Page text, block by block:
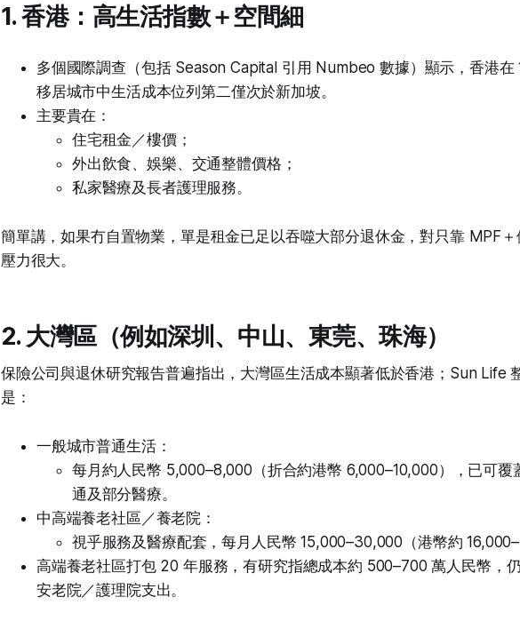
1. 香港：高生活指數＋空間細
多個國際調查（包括 Season Capital 引用 Numbeo 數據）顯示，香港在
移居城市中生活成本位列第二僅次於新加坡。
主要貴在：
住宅租金／樓價；
外出飲食、娛樂、交通整體價格；
私家醫療及長者護理服務。
簡單講，如果冇自置物業，單是租金已足以吞噬大部分退休金，對只靠 MPF
壓力很大。
2. 大灣區（例如深圳、中山、東莞、珠海）
保險公司與退休研究報告普遍指出，大灣區生活成本顯著低於香港；Sun Life
是：
一般城市普通生活：
每月約人民幣 5,000–8,000（折合約港幣 6,000–10,000），已可覆
通及部分醫療。
中高端養老社區／養老院：
視乎服務及醫療配套，每月人民幣 15,000–30,000（港幣約
高端養老社區打包 20 年服務，有研究指總成本約 500–700 萬人民幣，
安老院／護理院支出。